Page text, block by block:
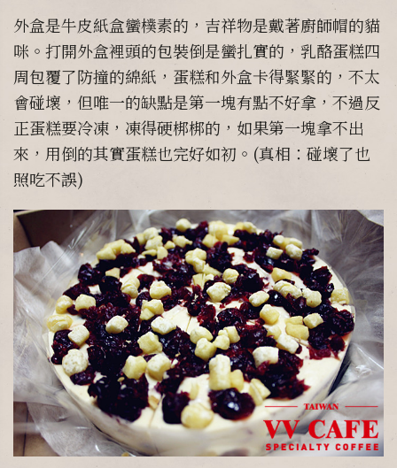
外盒是牛皮紙盒蠻樸素的，吉祥物是戴著廚師帽的貓
咪。打開外盒裡頭的包裝倒是蠻扎實的，乳酪蛋糕四
周包覆了防撞的綿紙，蛋糕和外盒卡得緊緊的，不太
會碰壞，但唯一的缺點是第一塊有點不好拿，不過反
正蛋糕要冷凍，凍得硬梆梆的，如果第一塊拿不出
來，用倒的其實蛋糕也完好如初。(真相：碰壞了也
照吃不誤)